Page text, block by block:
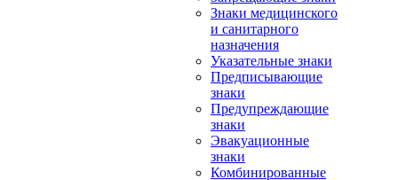
Знаки медицинского
и санитарного
назначения
Указательные знаки
Предписывающие
знаки
Предупреждающие
знаки
Эвакуационные
знаки
Комбинированные